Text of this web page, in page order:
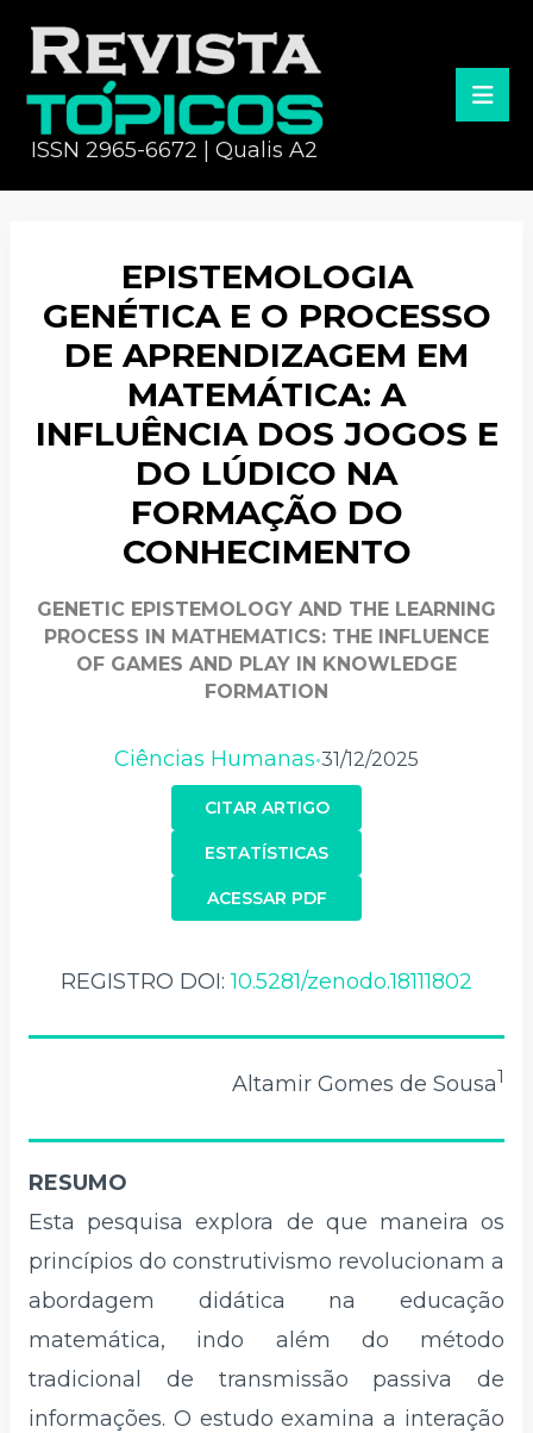
ISSN 2965-6672 | Qualis A2
EPISTEMOLOGIA
GENÉTICA E O PROCESSO
DE APRENDIZAGEM EM
MATEMÁTICA: A
INFLUÊNCIA DOS JOGOS E
DO LÚDICO NA
FORMAÇÃO DO
CONHECIMENTO
GENETIC EPISTEMOLOGY AND THE LEARNING
PROCESS IN MATHEMATICS: THE INFLUENCE
OF GAMES AND PLAY IN KNOWLEDGE
FORMATION
Ciências Humanas•31/12/2025
CITAR ARTIGO
ACESSAR PDF
ESTATÍSTICAS
REGISTRO DOI:10.5281/zenodo.18111802
Altamir Gomes de Sousa1
RESUMO
Esta pesquisa explora de que maneira os
princípios do construtivismo revolucionam a
abordagem didática na educação
matemática, indo além do método
tradicional de transmissão passiva de
informações. O estudo examina a interação